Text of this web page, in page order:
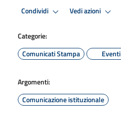
Condividi Vedi azioni
Categorie:
Comunicati Stampa
Eventi
Argomenti:
Comunicazione istituzionale